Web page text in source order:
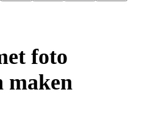
foto
maken